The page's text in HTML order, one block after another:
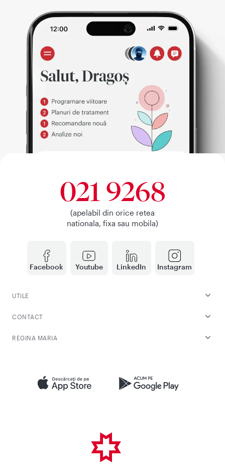
Facebook Youtube LinkedIn Instagram
021 9268
(apelabil din orice retea
nationala, fixa sau mobila)
UTILE
CONTACT
REGINA MARIA